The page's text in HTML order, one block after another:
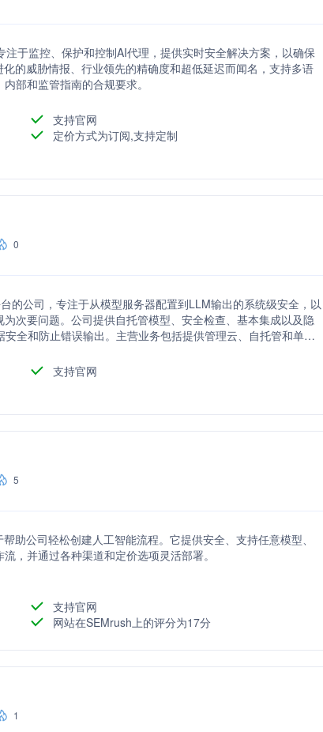
于监控、保护和控制AI代理，提供实时安全解决方案，以确保
的威胁情报、行业领先的精确度和超低延迟而闻名，支持多语
部和监管指南的合规要求。
支持官网
定价方式为订阅,支持定制
0
的公司，专注于从模型服务器配置到LLM输出的系统级安全，以
次要问题。公司提供自托管模型、安全检查、基本集成以及隐
全和防止错误输出。主营业务包括提供管理云、自托管和单租
支持官网
5
助公司轻松创建人工智能流程。它提供安全、支持任意模型、
，并通过各种渠道和定价选项灵活部署。
支持官网
网站在SEMrush上的评分为17分
1